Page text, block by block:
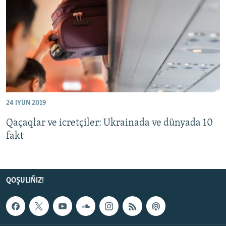
Русский
Українською
QOŞULIÑIZ!
24 IYÜN 2019
Qaçaqlar ve icretçiler: Ukrainada ve dünyada 10
fakt
QOŞULIÑIZ!